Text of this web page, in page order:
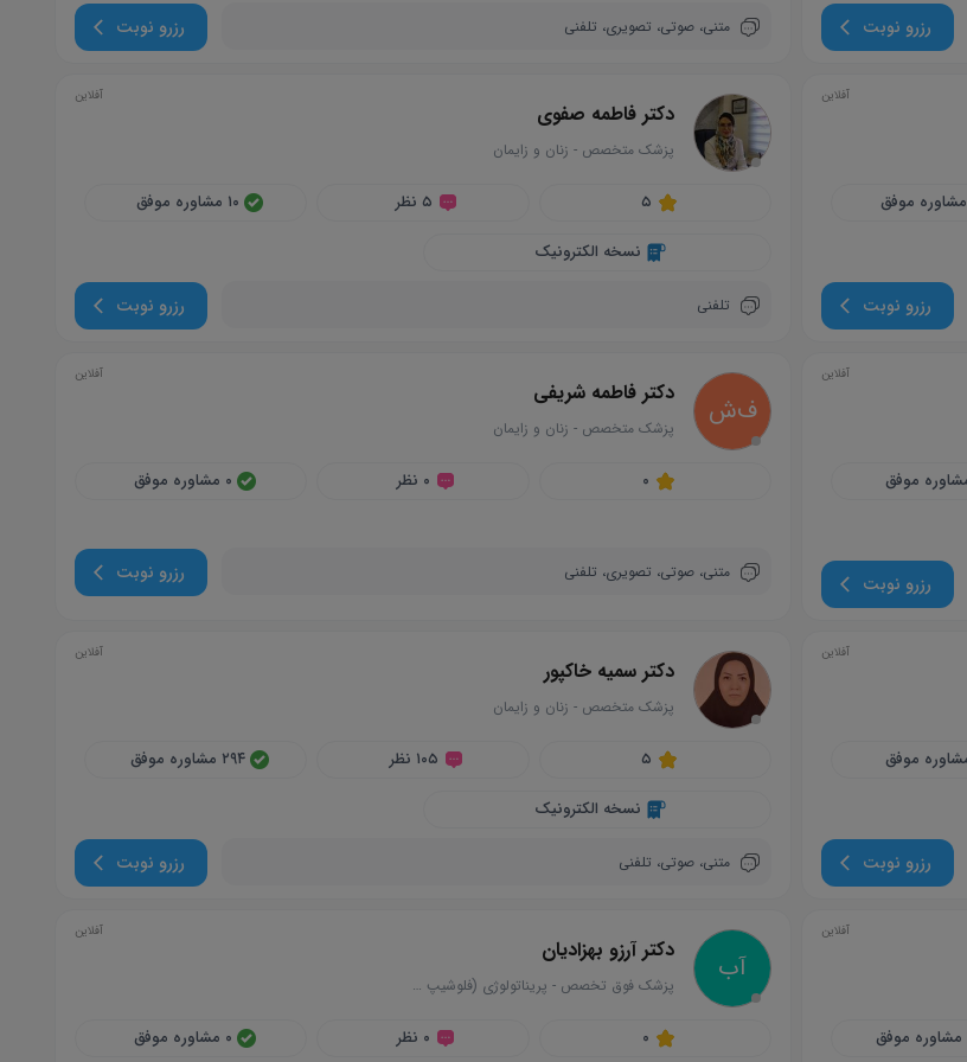
رزرو نوبت متنی، صوتی، تصویری، تلفنی رزرو نوبت
آفلاین
رزرو نوبت
circle
دکتر فاطمه صفوی
پزشک متخصص - زنان و زایمان
آفلاین
۵ ۵ نظر
۱۰ مشاوره موفق
نسخه الکترونیک
تلفنی رزرو نوبت
آفلاین
رزرو نوبت
ف‌ش
circle
دکتر فاطمه شریفی
پزشک متخصص - زنان و زایمان
آفلاین
۰ ۰ نظر ۰ مشاوره موفق
متنی، صوتی، تصویری، تلفنی رزرو نوبت
آفلاین
رزرو نوبت
circle
دکتر سمیه خاکپور
پزشک متخصص - زنان و زایمان
آفلاین
۵ ۱۰۵ نظر
۲۹۴ مشاوره موفق
نسخه الکترونیک
متنی، صوتی، تلفنی رزرو نوبت
آفلاین
آ‌ب
circle
دکتر آرزو بهزادیان
پزشک فوق تخصص - پریناتولوژی (فلوشیپ طب مادر و جنین)
آفلاین
۰ ۰ نظر ۰ مشاوره موفق